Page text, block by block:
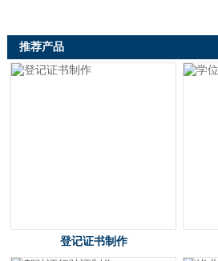
推荐产品
登记证书制作